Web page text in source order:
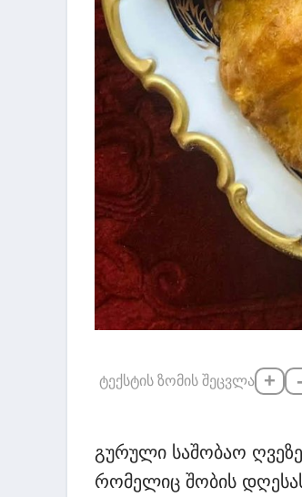
ტექსტის ზომის შეცვლა + -
გურული საშობაო
რომელიც შობის